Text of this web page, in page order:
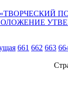
661 662 663